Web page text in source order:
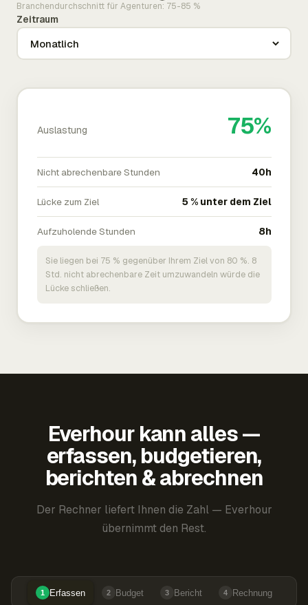
Branchendurchschnitt für Agenturen: 75-85 %
Zeitraum
Auslastung 75%
Nicht abrechenbare Stunden 40h
Lücke zum Ziel 5 % unter dem Ziel
Aufzuholende Stunden 8h
Sie liegen bei 75 % gegenüber Ihrem Ziel von 80 %. 8
Std. nicht abrechenbare Zeit umzuwandeln würde die
Lücke schließen.
Everhour kann alles —
erfassen, budgetieren,
berichten & abrechnen
Der Rechner liefert Ihnen die Zahl — Everhour
übernimmt den Rest.
1 Erfassen 2 Budget 3 Bericht 4 Rechnung